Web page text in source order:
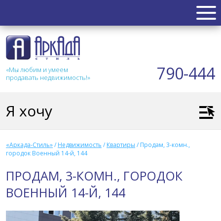
«Мы любим и умеем
продавать недвижимость!»
790-444
НЕДВИЖИМОСТЬ
Таунхаус
Коммерческая
АКЦИИ
СТАТЬИ
Я хочу
«Аркада-Стиль»/ Недвижимость / Квартиры / Продам, 3-комн.,
городок Военный 14-й, 144
ПРОДАМ, 3-КОМН., ГОРОДОК
ВОЕННЫЙ 14-Й, 144